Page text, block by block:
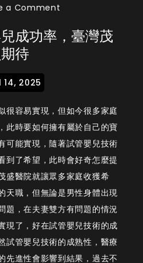
a Comment
何
管
嬰
兒
成
功
率，
臺
灣
茂
盛
成功率，臺灣茂
待
很容易實現，但如今很多家庭
此時要如何擁有屬於自己的寶
可能實現，隨著試管嬰兒技術
到了希望，此時會好奇怎麼提
盛醫院就讓眾多家庭收獲希
天職，但無論是男性身體出現
題，在夫妻雙方有問題的情況
現了，好在試管嬰兒技術的成
試管嬰兒技術的成熟性，醫療
先進性會影響到結果，過去不